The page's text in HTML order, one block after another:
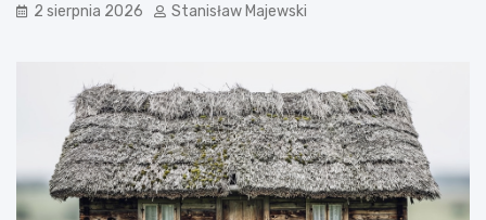
2 sierpnia 2026 Stanisław Majewski